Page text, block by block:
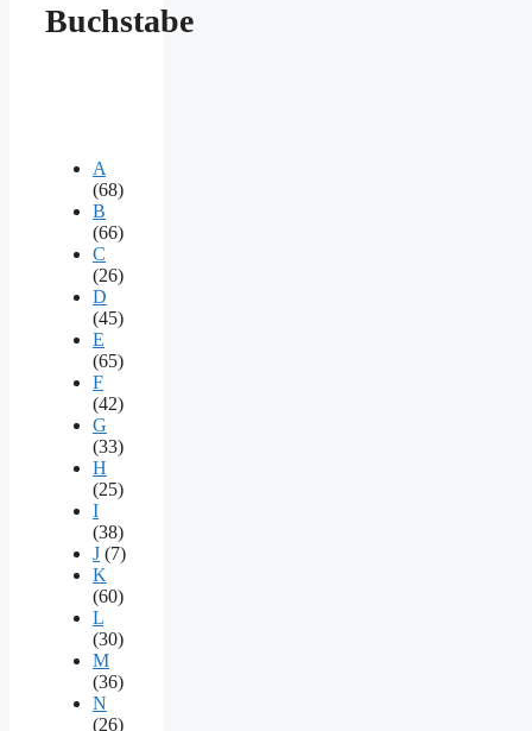
Buchstabe
A
(68)
B
(66)
C
(26)
D
(45)
E
(65)
F
(42)
G
(33)
H
(25)
I
(38)
J (7)
K
(60)
L
(30)
M
(36)
N
(26)